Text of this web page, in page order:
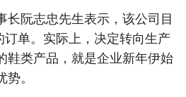
长阮志忠先生表示，该公司目
单。实际上，决定转向生产
鞋类产品，就是企业新年伊始
。